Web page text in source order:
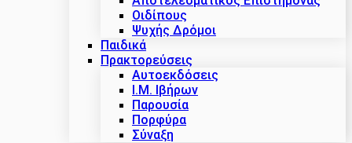
Οιδίπους
Ψυχής Δρόμοι
Παιδικά
Πρακτoρεύσεις
Αυτοεκδόσεις
Ι.Μ. Ιβήρων
Παρουσία
Πορφύρα
Σύναξη